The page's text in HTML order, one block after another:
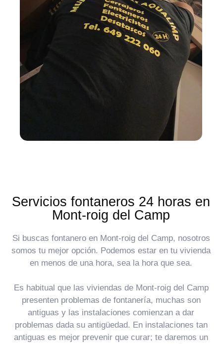
Servicios fontaneros 24 horas en
Mont-roig del Camp
Si buscas fontanero en Mont-roig del Camp, nosotros
somos tu mejor opción. Podemos estar en tu vivienda
en menos de una hora, sea la hora que sea.
Es habitual que las viviendas de Mont-roig del Camp
presenten problemas de fontanería, muchas son
antiguas y las instalaciones comienzan a dar
problemas dada su antigüedad. En instalaciones tan
antiguas es mejor prevenir que curar; te daremos un